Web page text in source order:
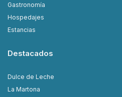
Gastronomía
Hospedajes
Estancias
Destacados
Dulce de Leche
La Martona